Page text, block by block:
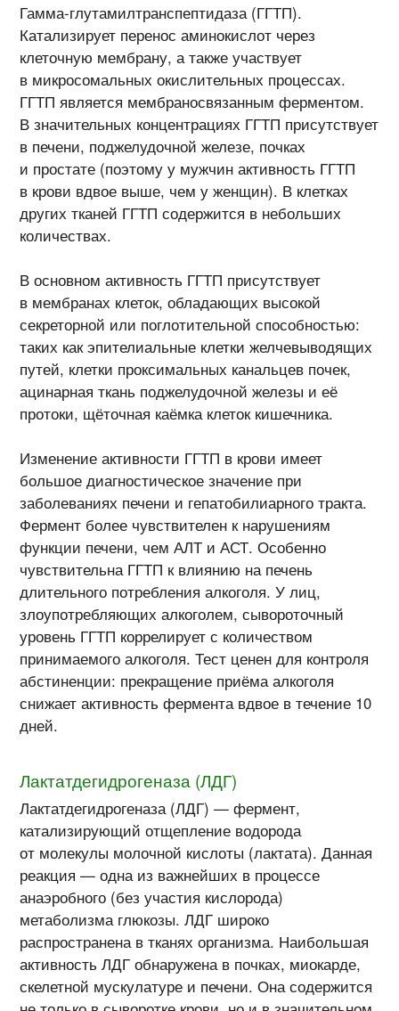
Гамма-глутамилтранспептидаза (ГГТП).
Катализирует перенос аминокислот через
клеточную мембрану, а также участвует
в микросомальных окислительных процессах.
ГГТП является мембраносвязанным ферментом.
В значительных концентрациях ГГТП присутствует
в печени, поджелудочной железе, почках
и простате (поэтому у мужчин активность ГГТП
в крови вдвое выше, чем у женщин). В клетках
других тканей ГГТП содержится в небольших
количествах.
В основном активность ГГТП присутствует
в мембранах клеток, обладающих высокой
секреторной или поглотительной способностью:
таких как эпителиальные клетки желчевыводящих
путей, клетки проксимальных канальцев почек,
ацинарная ткань поджелудочной железы и её
протоки, щёточная каёмка клеток кишечника.
Изменение активности ГГТП в крови имеет
большое диагностическое значение при
заболеваниях печени и гепатобилиарного тракта.
Фермент более чувствителен к нарушениям
функции печени, чем АЛТ и АСТ. Особенно
чувствительна ГГТП к влиянию на печень
длительного потребления алкоголя. У лиц,
злоупотребляющих алкоголем, сывороточный
уровень ГГТП коррелирует с количеством
принимаемого алкоголя. Тест ценен для контроля
абстиненции: прекращение приёма алкоголя
снижает активность фермента вдвое в течение 10
дней.
Лактатдегидрогеназа (ЛДГ)
Лактатдегидрогеназа (ЛДГ) — фермент,
катализирующий отщепление водорода
от молекулы молочной кислоты (лактата). Данная
реакция — одна из важнейших в процессе
анаэробного (без участия кислорода)
метаболизма глюкозы. ЛДГ широко
распространена в тканях организма. Наибольшая
активность ЛДГ обнаружена в почках, миокарде,
скелетной мускулатуре и печени. Она содержится